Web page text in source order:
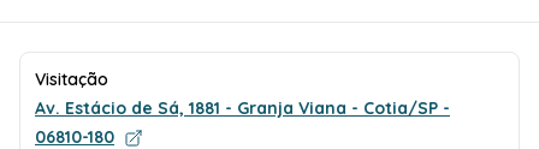
Visitação
Av. Estácio de Sá, 1881 - Granja Viana - Cotia/SP -
06810-180